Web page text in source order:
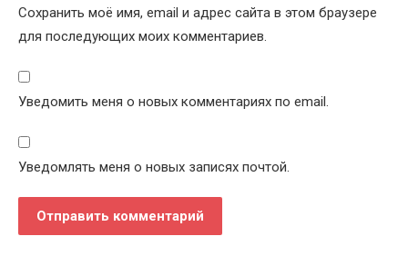
Сохранить моё имя, email и адрес сайта в этом браузере
для последующих моих комментариев.
Уведомить меня о новых комментариях по email.
Уведомлять меня о новых записях почтой.